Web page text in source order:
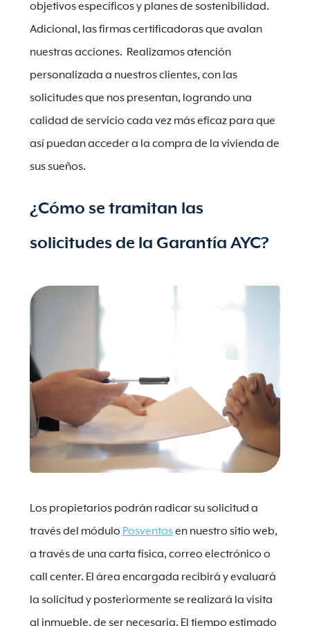
objetivos específicos y planes de sostenibilidad.
Adicional, las firmas certificadoras que avalan
nuestras acciones. Realizamos atención
personalizada a nuestros clientes, con las
solicitudes que nos presentan, logrando una
calidad de servicio cada vez más eficaz para que
así puedan acceder a la compra de la vivienda de
sus sueños.
¿Cómo se tramitan las
solicitudes de la Garantía AYC?
Los propietarios podrán radicar su solicitud a
través del módulo Posventasen nuestro sitio web,
a través de una carta física, correo electrónico o
call center. El área encargada recibirá y evaluará
la solicitud y posteriormente se realizará la visita
al inmueble, de ser necesaria. El tiempo estimado